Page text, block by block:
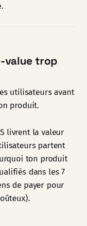
value trop
utilisateurs avant
produit.
livrent la valeur
partent
ton produit
dans les 7
de payer pour